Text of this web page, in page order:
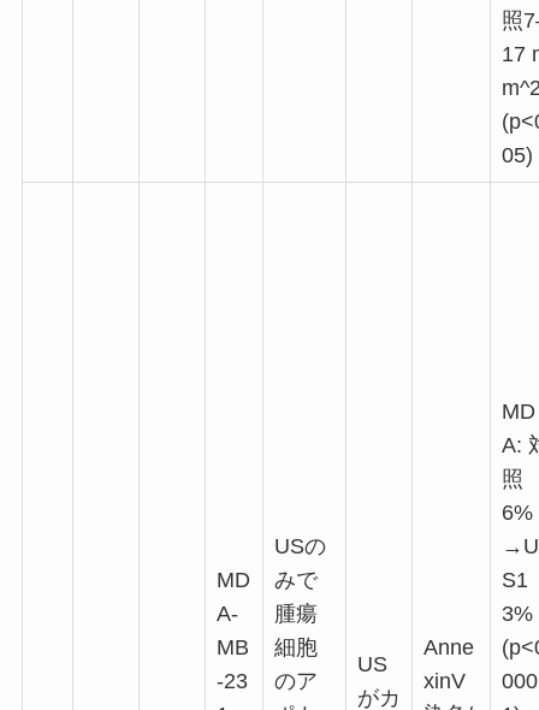
照
17
05)
MD
A-
MB
-23
USの
みで
腫瘍
細胞
のア
US
がカ
Anne
xinV
MD
A:
照
6%
→U
S1
3%
000